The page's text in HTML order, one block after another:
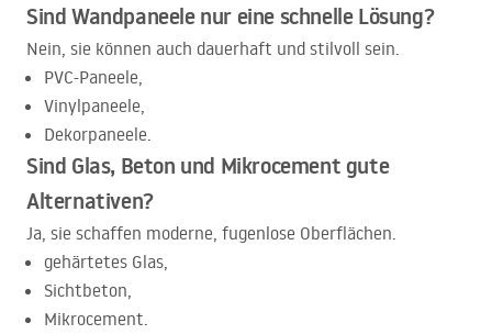
Sind Wandpaneele nur eine schnelle Lösung?
Nein, sie können auch dauerhaft und stilvoll sein.
PVC-Paneele,
Vinylpaneele,
Dekorpaneele.
Sind Glas, Beton und Mikrocement gute
Alternativen?
Ja, sie schaffen moderne, fugenlose Oberflächen.
gehärtetes Glas,
Sichtbeton,
Mikrocement.